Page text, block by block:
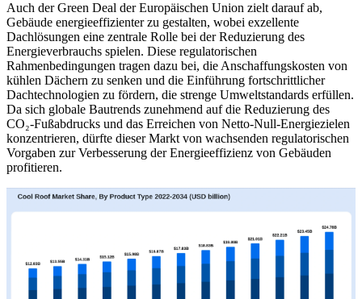
Auch der Green Deal der Europäischen Union zielt darauf ab,
Gebäude energieeffizienter zu gestalten, wobei exzellente
Dachlösungen eine zentrale Rolle bei der Reduzierung des
Energieverbrauchs spielen. Diese regulatorischen
Rahmenbedingungen tragen dazu bei, die Anschaffungskosten von
kühlen Dächern zu senken und die Einführung fortschrittlicher
Dachtechnologien zu fördern, die strenge Umweltstandards erfüllen.
Da sich globale Bautrends zunehmend auf die Reduzierung des
CO₂-Fußabdrucks und das Erreichen von Netto-Null-Energiezielen
konzentrieren, dürfte dieser Markt von wachsenden regulatorischen
Vorgaben zur Verbesserung der Energieeffizienz von Gebäuden
profitieren.